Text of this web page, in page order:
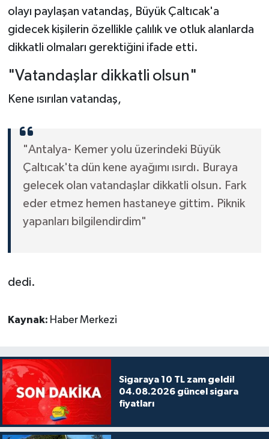
olayı paylaşan vatandaş, Büyük Çaltıcak'a
gidecek kişilerin özellikle çalılık ve otluk alanlarda
dikkatli olmaları gerektiğini ifade etti.
"Vatandaşlar dikkatli olsun"
Kene ısırılan vatandaş,
"Antalya- Kemer yolu üzerindeki Büyük
Çaltıcak'ta dün kene ayağımı ısırdı. Buraya
gelecek olan vatandaşlar dikkatli olsun. Fark
eder etmez hemen hastaneye gittim. Piknik
yapanları bilgilendirdim"
dedi.
Kaynak: Haber Merkezi
Sigaraya 10 TL zam geldi!
04.08.2026 güncel sigara
fiyatları